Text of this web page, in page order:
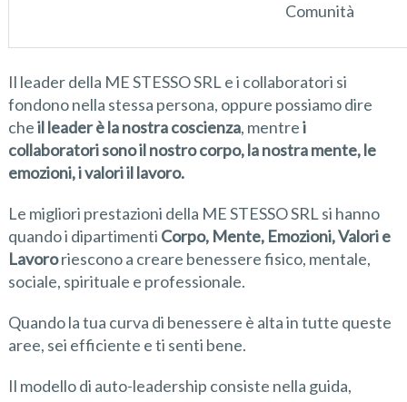
Comunità
Il leader della ME STESSO SRL e i collaboratori si
fondono nella stessa persona, oppure possiamo dire
cheil leader è la nostra coscienza, mentrei
collaboratori sono il nostro corpo, la nostra mente, le
emozioni, i valori il lavoro.
Le migliori prestazioni della ME STESSO SRL si hanno
quando i dipartimenti Corpo, Mente, Emozioni, Valori e
Lavororiescono a creare benessere fisico, mentale,
sociale, spirituale e professionale.
Quando la tua curva di benessere è alta in tutte queste
aree, sei efficiente e ti senti bene.
Il modello di auto-leadership consiste nella guida,